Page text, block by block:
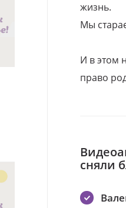
жизнь.
Мы
И в этом
право
сняли